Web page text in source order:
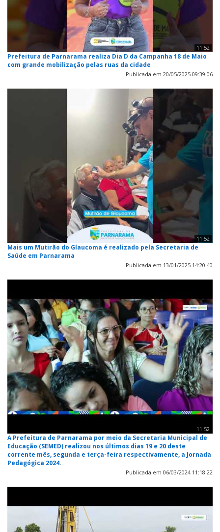
11:52
Prefeitura de Parnarama realiza Dia D da Campanha 18 de Maio
com grande mobilização pelas ruas da cidade
Publicada em 20/05/2025 09:39:06
11:52
Mais um Mutirão do Glaucoma é realizado pela Secretaria de
Saúde em Parnarama
Publicada em 13/01/2025 14:20:40
11:52
A Prefeitura de Parnarama por meio da Secretaria Municipal de
Educação (SEMED) realizou nos últimos dias 19 e 20 deste
corrente mês, segunda e terça-feira respectivamente, a Jornada
Pedagógica 2024.
Publicada em 06/03/2024 11:18:22